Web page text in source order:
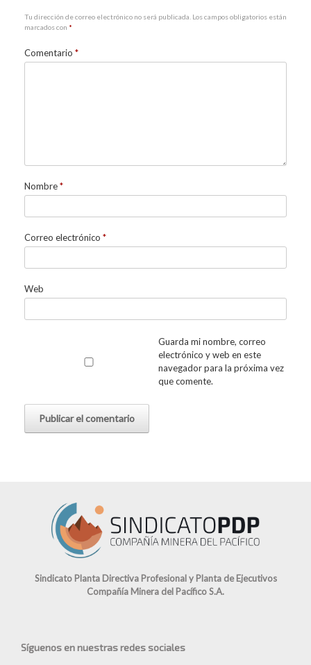
Tu dirección de correo electrónico no será publicada. Los campos obligatorios están
marcados con *
Comentario *
Nombre*
Correo electrónico *
Web
Guarda mi nombre, correo
electrónico y web en este
navegador para la próxima vez
que comente.
Sindicato Planta Directiva Profesional y Planta de Ejecutivos
Compañía Minera del Pacífico S.A.
Síguenos en nuestras redes sociales